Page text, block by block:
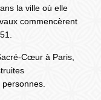
la ville où elle
commencèrent
Cœur à Paris,